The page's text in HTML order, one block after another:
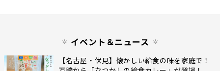
イベント＆ニュース
【名古屋・伏見】懐かしい給食の味を家庭で！